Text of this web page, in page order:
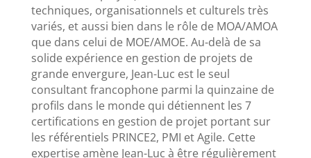
techniques, organisationnels et culturels très
variés, et aussi bien dans le rôle de MOA/AMOA
que dans celui de MOE/AMOE. Au-delà de sa
solide expérience en gestion de projets de
grande envergure, Jean-Luc est le seul
consultant francophone parmi la quinzaine de
profils dans le monde qui détiennent les 7
certifications en gestion de projet portant sur
les référentiels PRINCE2, PMI et Agile. Cette
expertise amène Jean-Luc à être régulièrement